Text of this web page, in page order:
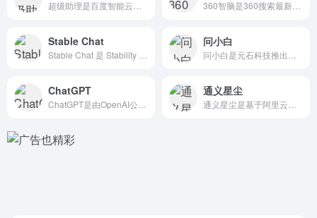
Stable Chat 问小白
ChatGPT 通义星尘